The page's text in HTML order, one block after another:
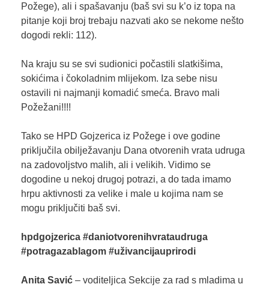
Požege), ali i spašavanju (baš svi su k’o iz topa na
pitanje koji broj trebaju nazvati ako se nekome nešto
dogodi rekli: 112).
Na kraju su se svi sudionici počastili slatkišima,
sokićima i čokoladnim mlijekom. Iza sebe nisu
ostavili ni najmanji komadić smeća. Bravo mali
Požežani!!!!
Tako se HPD Gojzerica iz Požege i ove godine
priključila obilježavanju Dana otvorenih vrata udruga
na zadovoljstvo malih, ali i velikih. Vidimo se
dogodine u nekoj drugoj potrazi, a do tada imamo
hrpu aktivnosti za velike i male u kojima nam se
mogu priključiti baš svi.
hpdgojzerica #daniotvorenihvrataudruga
#potragazablagom #uživancijauprirodi
Anita Savić– voditeljica Sekcije za rad s mladima u